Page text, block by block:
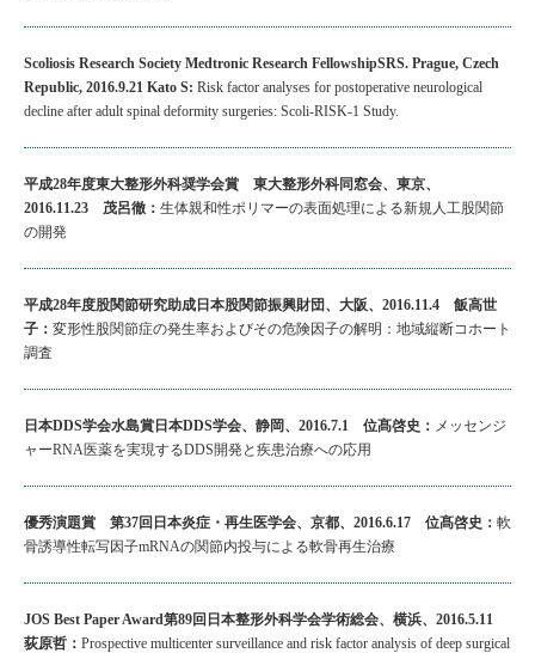
Scoliosis Research Society Medtronic Research FellowshipSRS. Prague, Czech
Republic, 2016.9.21 Kato S: Risk factor analyses for postoperative neurological
decline after adult spinal deformity surgeries: Scoli-RISK-1 Study.
平成28年度東大整形外科奨学会賞 東大整形外科同窓会、東京、
2016.11.23 茂呂徹： 生体親和性ポリマーの表面処理による新規人工股関節
の開発
平成28年度股関節研究助成日本股関節振興財団、大阪、2016.11.4 飯高世
子： 変形性股関節症の発生率およびその危険因子の解明：地域縦断コホート
調査
日本DDS学会水島賞日本DDS学会、静岡、2016.7.1 位髙啓史： メッセンジ
ャーRNA医薬を実現するDDS開発と疾患治療への応用
優秀演題賞 第37回日本炎症・再生医学会、京都、2016.6.17 位髙啓史： 軟
骨誘導性転写因子mRNAの関節内投与による軟骨再生治療
JOS Best Paper Award第89回日本整形外科学会学術総会、横浜、2016.5.11
荻原哲： Prospective multicenter surveillance and risk factor analysis of deep surgical